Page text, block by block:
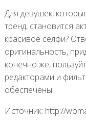
Для девушек,
тренд, становится
красивое селфи?
оригинальность,
конечно же,
редакторами и
обеспечены.
Источник: http://